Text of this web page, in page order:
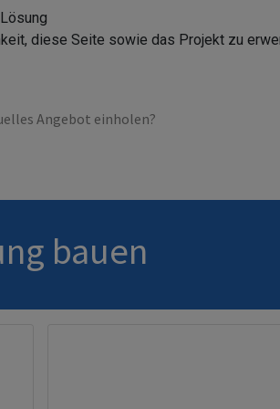
diese Seite sowie das Projekt zu
Angebot einholen?
bauen